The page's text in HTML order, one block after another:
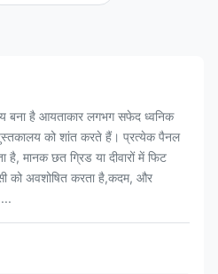
बना है आयताकार लगभग सफेद ध्वनिक
को शांत करते हैं। प्रत्येक पैनल
मानक छत ग्रिड या दीवारों में फिट
को अवशोषित करता है,कदम, और